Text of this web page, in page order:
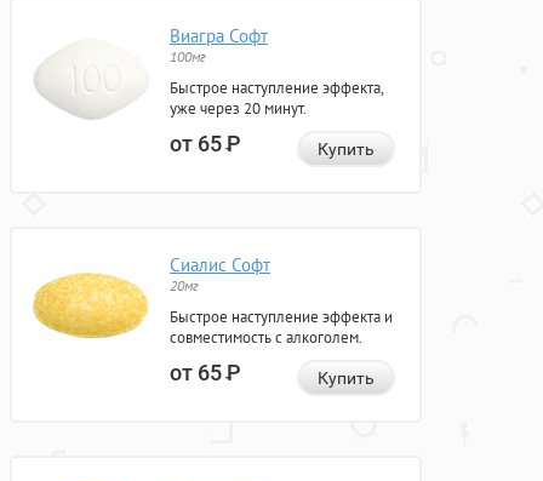
Виагра Софт
100мг
Быстрое наступление эффекта,
уже через 20 минут.
от 65Р Купить
Сиалис Софт
20мг
Быстрое наступление эффекта и
совместимость с алкоголем.
от 65Р Купить